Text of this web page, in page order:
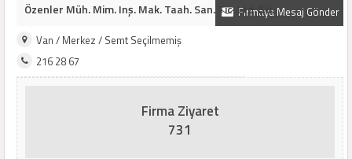
Firmaya Mesaj Gönder
Özenler Müh. Mim. Inş. Mak. Taah. San. Tic. Ltd. Şti.
Van / Merkez / Semt Seçilmemiş
216 28 67
Firma Ziyaret
731